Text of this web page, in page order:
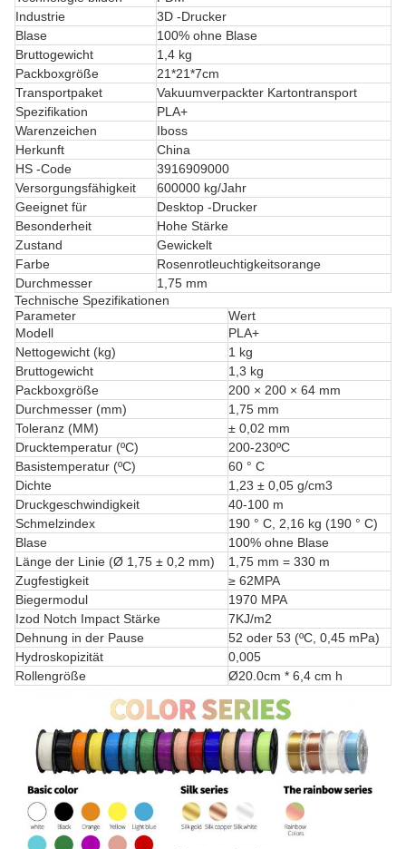
Industrie
3D -Drucker
Blase
100% ohne Blase
Bruttogewicht
1,4 kg
Packboxgröße
21*21*7cm
Transportpaket
Vakuumverpackter Kartontransport
Spezifikation
PLA+
Warenzeichen
Iboss
Herkunft
China
HS -Code
3916909000
Versorgungsfähigkeit
600000 kg/Jahr
Geeignet für
Desktop -Drucker
Besonderheit
Hohe Stärke
Zustand
Gewickelt
Farbe
Rosenrotleuchtigkeitsorange
Durchmesser
1,75 mm
Technische Spezifikationen
Parameter
Wert
Modell
PLA+
Nettogewicht (kg)
1 kg
Bruttogewicht
1,3 kg
Packboxgröße
200 × 200 × 64 mm
Durchmesser (mm)
1,75 mm
Toleranz (MM)
± 0,02 mm
Drucktemperatur (ºC)
200-230ºC
Basistemperatur (ºC)
60 ° C
Dichte
1,23 ± 0,05 g/cm3
Druckgeschwindigkeit
40-100 m
Schmelzindex
190 ° C, 2,16 kg (190 ° C)
Blase
100% ohne Blase
Länge der Linie (Ø 1,75 ± 0,2 mm)
1,75 mm = 330 m
Zugfestigkeit
≥ 62MPA
Biegermodul
1970 MPA
Izod Notch Impact Stärke
7KJ/m2
Dehnung in der Pause
52 oder 53 (ºC, 0,45 mPa)
Hydroskopizität
0,005
Rollengröße
Ø20.0cm * 6,4 cm h